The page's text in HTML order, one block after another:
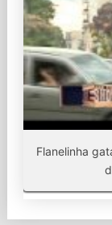
Flanelinha